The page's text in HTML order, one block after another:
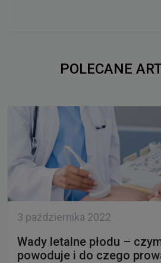
POLECANE
3 października 2022
Wady letalne płodu –
powoduje i do czego